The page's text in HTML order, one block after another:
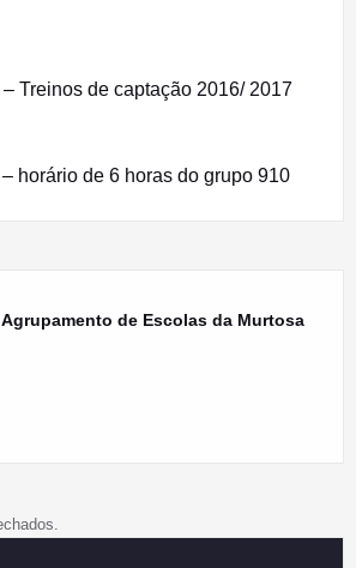
Treinos de captação 2016/ 2017
horário de 6 horas do grupo 910
Agrupamento de Escolas da Murtosa